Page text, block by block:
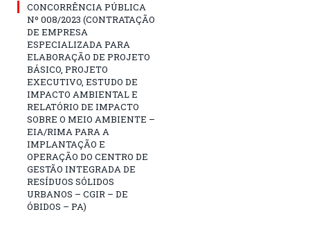
CONCORRÊNCIA PÚBLICA
Nº 008/2023 (CONTRATAÇÃO
DE EMPRESA
ESPECIALIZADA PARA
ELABORAÇÃO DE PROJETO
BÁSICO, PROJETO
EXECUTIVO, ESTUDO DE
IMPACTO AMBIENTAL E
RELATÓRIO DE IMPACTO
SOBRE O MEIO AMBIENTE –
EIA/RIMA PARA A
IMPLANTAÇÃO E
OPERAÇÃO DO CENTRO DE
GESTÃO INTEGRADA DE
RESÍDUOS SÓLIDOS
URBANOS – CGIR – DE
ÓBIDOS – PA)